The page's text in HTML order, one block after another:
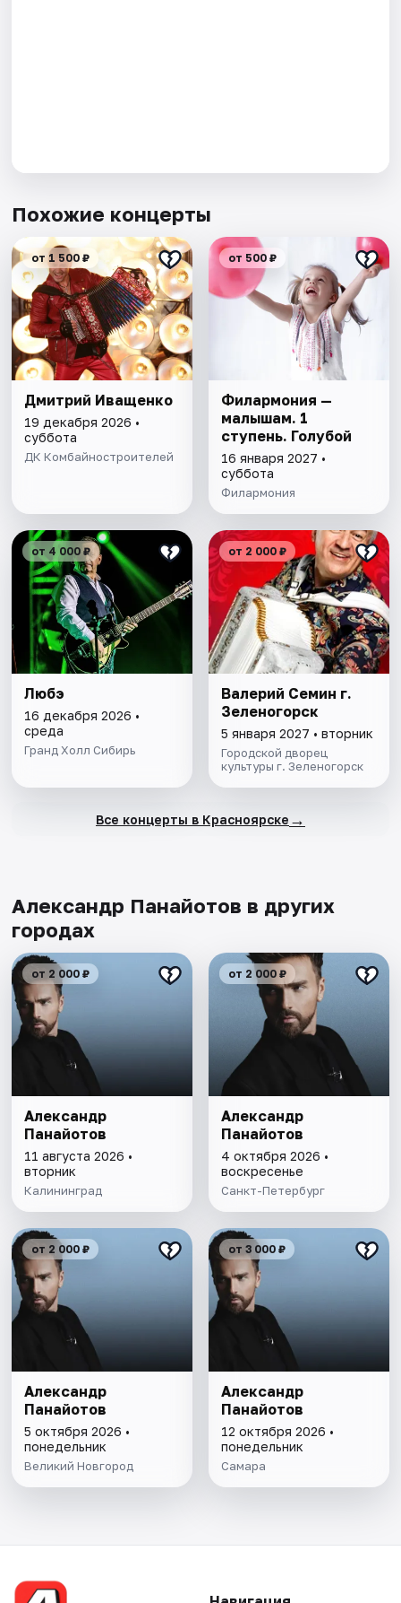
Похожие концерты
от 1 500 ₽
Дмитрий Иващенко
19 декабря 2026 •
суббота
ДК Комбайностроителей
от 500 ₽
Филармония —
малышам. 1
ступень. Голубой
16 января 2027 •
суббота
Филармония
от 4 000 ₽
Любэ
16 декабря 2026 •
среда
Гранд Холл Сибирь
от 2 000 ₽
Валерий Семин г.
Зеленогорск
5 января 2027 • вторник
Городской дворец
культуры г. Зеленогорск
Все концерты в Красноярске →
Александр Панайотов в других
городах
от 2 000 ₽
Александр
Панайотов
11 августа 2026 •
вторник
Калининград
от 2 000 ₽
Александр
Панайотов
4 октября 2026 •
воскресенье
Санкт-Петербург
от 2 000 ₽
Александр
Панайотов
5 октября 2026 •
понедельник
Великий Новгород
от 3 000 ₽
Александр
Панайотов
12 октября 2026 •
понедельник
Самара